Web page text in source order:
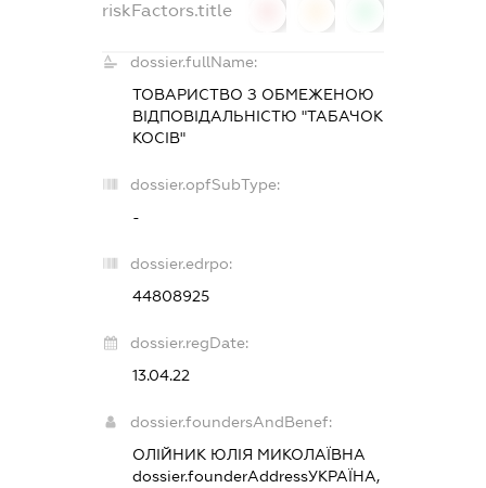
riskFactors.title
dossier.fullName:
ТОВАРИСТВО З ОБМЕЖЕНОЮ
ВІДПОВІДАЛЬНІСТЮ "ТАБАЧОК
КОСІВ"
dossier.opfSubType:
-
dossier.edrpo:
44808925
dossier.regDate:
13.04.22
dossier.foundersAndBenef:
ОЛІЙНИК ЮЛІЯ МИКОЛАЇВНА
dossier.founderAddressУКРАЇНА,